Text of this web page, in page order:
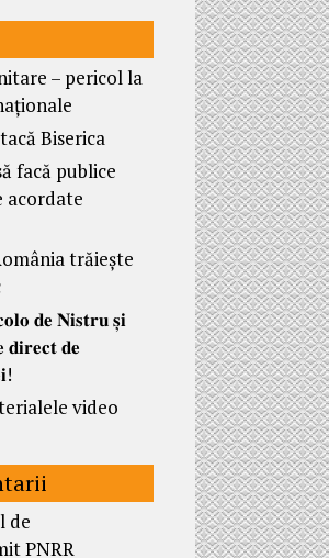
– pericol la
Biserica
facă publice
acordate
trăiește
𝐝𝐞 𝐍𝐢𝐬𝐭𝐫𝐮 𝐬̦𝐢
𝐝𝐢𝐫𝐞𝐜𝐭 𝐝𝐞
video
de
PNRR